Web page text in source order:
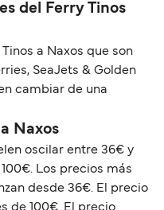
del Ferry Tinos
a Naxos que son
SeaJets & Golden
cambiar de una
Naxos
oscilar entre 36€ y
Los precios más
desde 36€. El precio
de 100€. El precio